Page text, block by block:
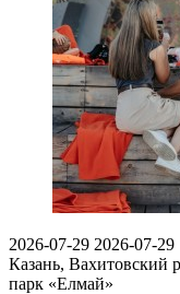
2026-07-29 2026-07-29
Казань, Вахитовский
парк «Елмай»